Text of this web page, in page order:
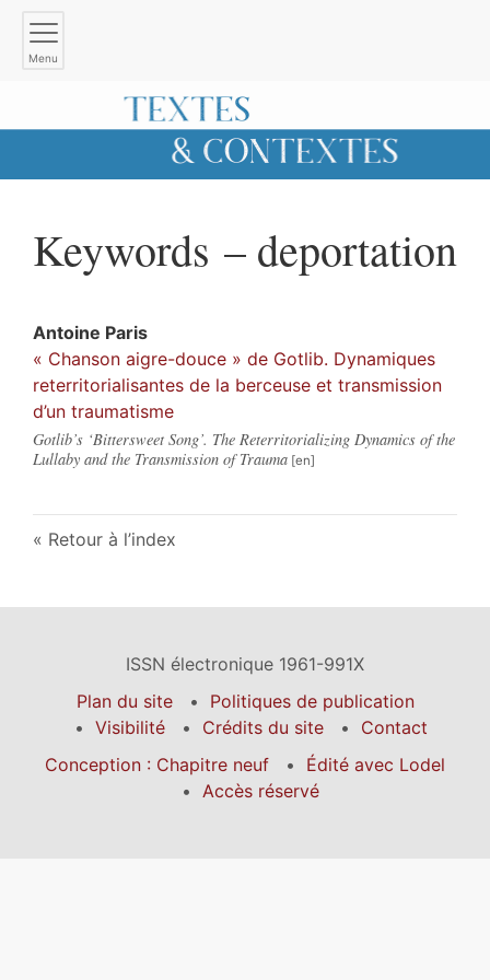
Menu
Keywords – deportation
Antoine Paris
« Chanson aigre-douce » de Gotlib. Dynamiques
reterritorialisantes de la berceuse et transmission
d’un traumatisme
Gotlib’s ‘Bittersweet Song’. The Reterritorializing Dynamics of the
Lullaby and the Transmission of Trauma
Retour à l’index
ISSN électronique 1961-991X
Plan du site
Politiques de publication
Visibilité
Crédits du site
Contact
Conception : Chapitre neuf
Édité avec Lodel
Accès réservé